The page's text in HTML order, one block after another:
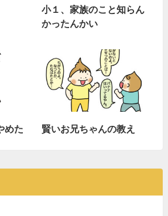
小１、家族のこと知らん
かったんかい
めた 賢いお兄ちゃんの教え